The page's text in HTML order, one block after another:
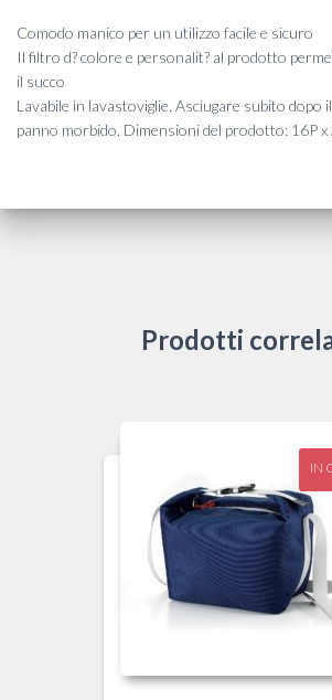
Comodo manico per un utilizzo facile e sicuro
Il filtro d? colore e personalit? al prodotto
il succo
Lavabile in lavastoviglie, Asciugare subito dopo
panno morbido. Dimensioni del prodotto: 16P x
Prodotti
IN